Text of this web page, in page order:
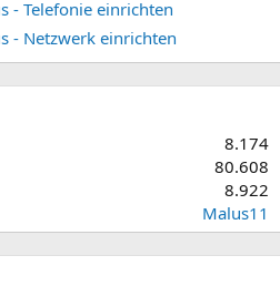
- Telefonie einrichten
- Netzwerk einrichten
8.174
80.608
8.922
Malus11